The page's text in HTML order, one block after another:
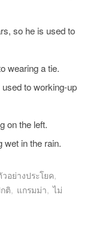
so he is used to
wearing a tie.
to working-up
on the left.
wet in the rain.
วอย่างประโยค,
ติ, แกรมม่า,ไม่